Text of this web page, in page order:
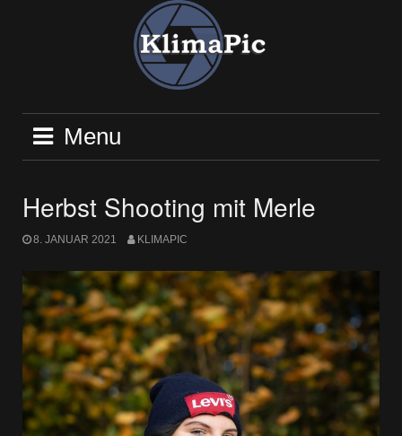
Menu
Herbst Shooting mit Merle
8. JANUAR 2021 KLIMAPIC